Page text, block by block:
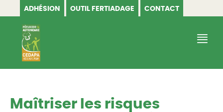
ADHÉSION OUTIL FERTIADAGE CONTACT
CEDAPA
Maîtriser les risques